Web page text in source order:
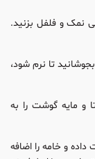
نمک و فلفل بزنید.
آب جوشان و نمک ۱۲-۱۰ دقیقه بجوشانید تا نرم شود،‌
مایه گوشت را به
را ۳۰ ثانیه در آن تفت داده و خامه را اضافه